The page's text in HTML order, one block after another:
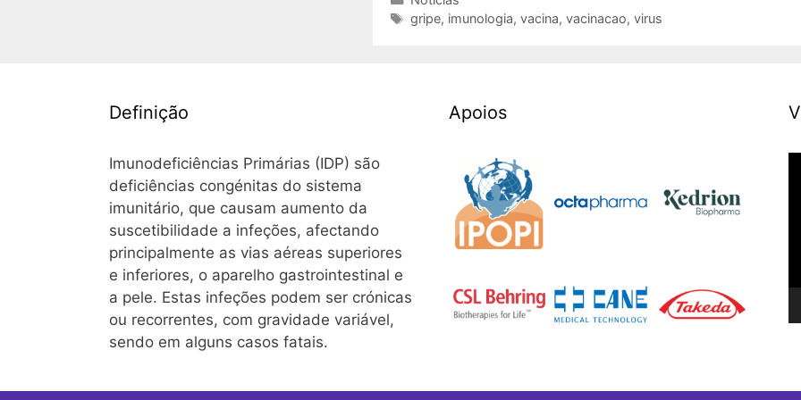
Etiquetas
gripe, imunologia, vacina, vacinacao, virus
Definição
Imunodeficiências Primárias (IDP) são
deficiências congénitas do sistema
imunitário, que causam aumento da
suscetibilidade a infeções, afectando
principalmente as vias aéreas superiores
e inferiores, o aparelho gastrointestinal e
a pele. Estas infeções podem ser crónicas
ou recorrentes, com gravidade variável,
sendo em alguns casos fatais.
Apoios